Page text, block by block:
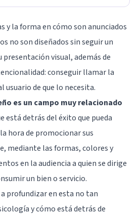
y la forma en cómo son anunciados
no son diseñados sin seguir un
visual, además de
conseguir llamar la
usuario de que lo necesita.
es un campo muy relacionado
está detrás del éxito que pueda
hora de promocionar sus
mediante las formas, colores y
en la audiencia a quien se dirige
un bien o servicio.
profundizar en esta no tan
y cómo está detrás de